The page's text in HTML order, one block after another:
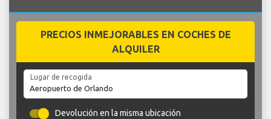
PRECIOS INMEJORABLES EN COCHES DE
ALQUILER
Lugar de recogida
Devolución en la misma ubicación